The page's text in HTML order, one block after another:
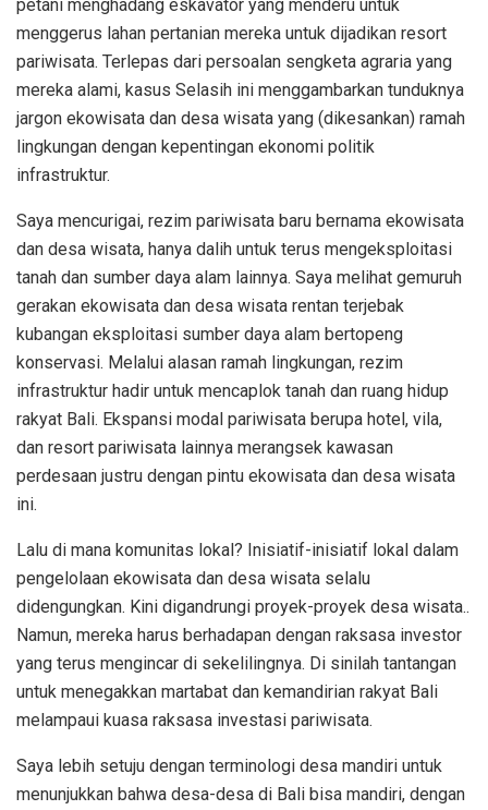
petani menghadang eskavator yang menderu untuk
menggerus lahan pertanian mereka untuk dijadikan resort
pariwisata. Terlepas dari persoalan sengketa agraria yang
mereka alami, kasus Selasih ini menggambarkan tunduknya
jargon ekowisata dan desa wisata yang (dikesankan) ramah
lingkungan dengan kepentingan ekonomi politik
infrastruktur.
Saya mencurigai, rezim pariwisata baru bernama ekowisata
dan desa wisata, hanya dalih untuk terus mengeksploitasi
tanah dan sumber daya alam lainnya. Saya melihat gemuruh
gerakan ekowisata dan desa wisata rentan terjebak
kubangan eksploitasi sumber daya alam bertopeng
konservasi. Melalui alasan ramah lingkungan, rezim
infrastruktur hadir untuk mencaplok tanah dan ruang hidup
rakyat Bali. Ekspansi modal pariwisata berupa hotel, vila,
dan resort pariwisata lainnya merangsek kawasan
perdesaan justru dengan pintu ekowisata dan desa wisata
ini.
Lalu di mana komunitas lokal? Inisiatif-inisiatif lokal dalam
pengelolaan ekowisata dan desa wisata selalu
didengungkan. Kini digandrungi proyek-proyek desa wisata..
Namun, mereka harus berhadapan dengan raksasa investor
yang terus mengincar di sekelilingnya. Di sinilah tantangan
untuk menegakkan martabat dan kemandirian rakyat Bali
melampaui kuasa raksasa investasi pariwisata.
Saya lebih setuju dengan terminologi desa mandiri untuk
menunjukkan bahwa desa-desa di Bali bisa mandiri, dengan